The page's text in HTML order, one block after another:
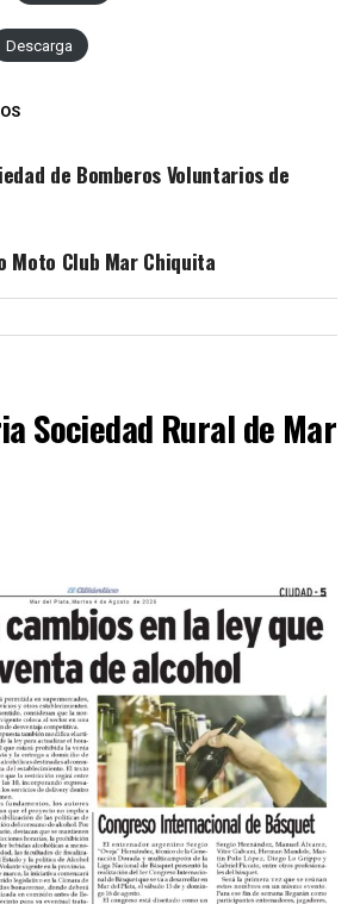
Descarga
de Bomberos Voluntarios de
Moto Club Mar Chiquita
Sociedad Rural de Mar